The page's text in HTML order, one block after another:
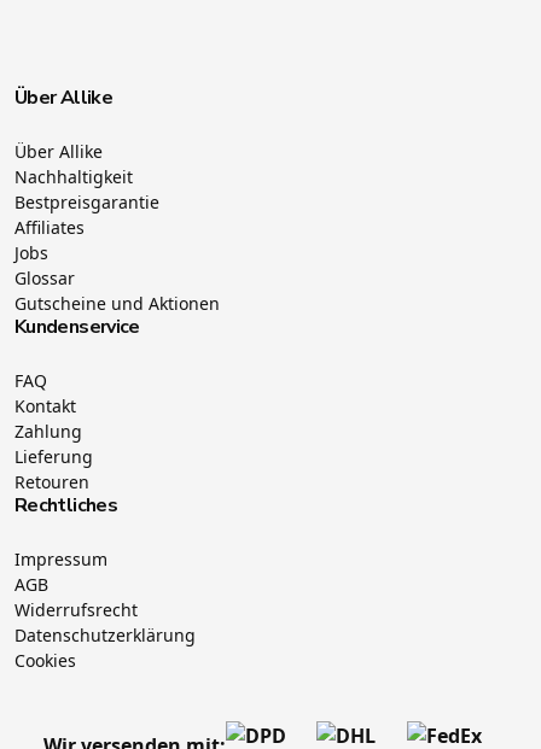
Über Allike
Über Allike
Nachhaltigkeit
Bestpreisgarantie
Affiliates
Jobs
Glossar
Gutscheine und Aktionen
Kundenservice
FAQ
Kontakt
Zahlung
Lieferung
Retouren
Rechtliches
Impressum
AGB
Widerrufsrecht
Datenschutzerklärung
Cookies